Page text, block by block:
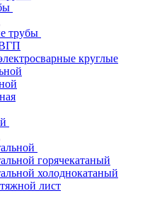
трубы
круглые
горячекатаный
холоднокатаный
лист